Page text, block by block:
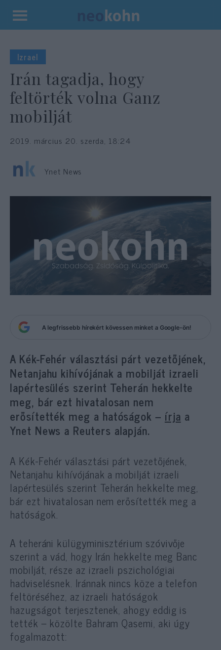
Kilépés
tartalomba
Izrael
Irán tagadja, hogy
feltörték volna Ganz
mobilját
2019. március 20. szerda, 18:24
Ynet News
A legfrissebb hírekért kövessen minket a Google-ön!
A Kék-Fehér választási párt vezetőjének,
Netanjahu kihívójának a mobilját izraeli
lapértesülés szerint Teherán hekkelte
meg, bár ezt hivatalosan nem
erősítették meg a hatóságok – írja a
Ynet News a Reuters alapján.
A Kék-Fehér választási párt vezetőjének,
Netanjahu kihívójának a mobilját izraeli
lapértesülés szerint Teherán hekkelte meg,
bár ezt hivatalosan nem erősítették meg a
hatóságok.
A teheráni külügyminisztérium szóvivője
szerint a vád, hogy Irán hekkelte meg Banc
mobilját, része az izraeli pszichológiai
hadviselésnek. Iránnak nincs köze a telefon
feltöréséhez, az izraeli hatóságok
hazugságot terjesztenek, ahogy eddig is
tették – közölte Bahram Qasemi, aki úgy
fogalmazott: